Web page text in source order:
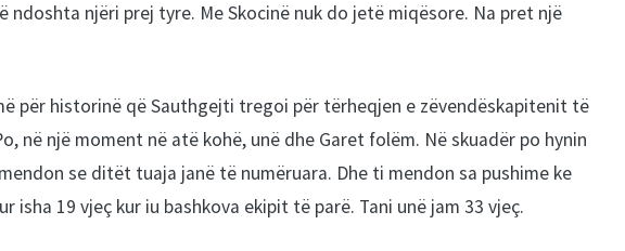
ndoshta njëri prej tyre. Me Skocinë nuk do jetë miqësore. Na pret një
për historinë që Sauthgejti tregoi për tërheqjen e zëvendëskapitenit të
në një moment në atë kohë, unë dhe Garet folëm. Në skuadër po hynin
se ditët tuaja janë të numëruara. Dhe ti mendon sa pushime ke
isha 19 vjeç kur iu bashkova ekipit të parë. Tani unë jam 33 vjeç.